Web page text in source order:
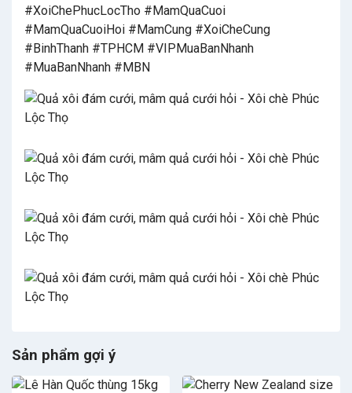
#XoiChePhucLocTho #MamQuaCuoi
#MamQuaCuoiHoi #MamCung #XoiCheCung
#BinhThanh #TPHCM #VIPMuaBanNhanh
#MuaBanNhanh #MBN
Sản phẩm gợi ý